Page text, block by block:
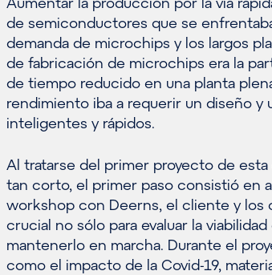
de semiconductores que se
demanda de microchips y los largos
de fabricación de microchips era la
de tiempo reducido en una planta
rendimiento iba a requerir un diseño y
inteligentes y rápidos.
Al tratarse del primer proyecto de
tan corto, el primer paso consistió en
workshop con Deerns, el cliente y los
crucial no sólo para evaluar la
mantenerlo en marcha. Durante el
como el impacto de la Covid-19,